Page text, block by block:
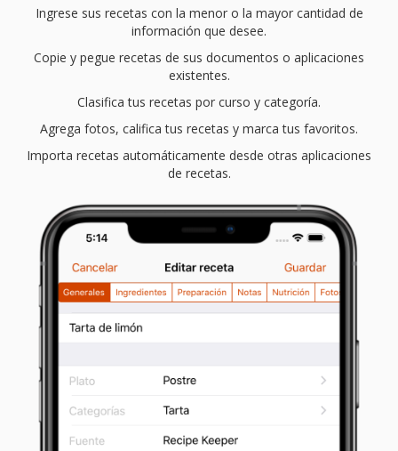
Ingrese sus recetas con la menor o la mayor cantidad de
información que desee.
Copie y pegue recetas de sus documentos o aplicaciones
existentes.
Clasifica tus recetas por curso y categoría.
Agrega fotos, califica tus recetas y marca tus favoritos.
Importa recetas automáticamente desde otras aplicaciones
de recetas.